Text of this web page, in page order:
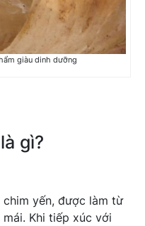
giàu dinh dưỡng
gì?
yến, được làm từ
Khi tiếp xúc với